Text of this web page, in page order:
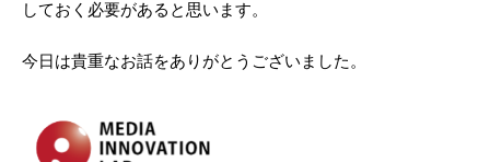
しておく必要があると思います。
今日は貴重なお話をありがとうございました。